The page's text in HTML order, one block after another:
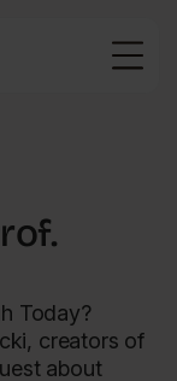
Today?
creators of
about